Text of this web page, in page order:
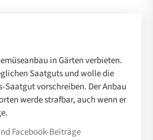
in Gärten verbieten.
Saatguts und wolle die
Saatgut vorschreiben. Der Anbau
werde strafbar, auch wenn er
Facebook-Beiträge